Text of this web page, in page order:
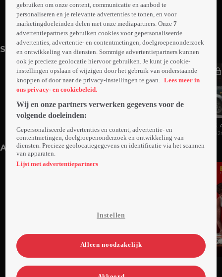
elkaars tegenpolen, maar er ontstaat een fascinerende
vriendschap. Wat Kim alleen niet weet, is dat Jolanda
moeite heeft met onbehoorlijke mannen en dat op
geheel eigen wijze oplost.
Meer
info
Seizoen 1
44min
44min
3.
Anderen kijken ook
programma
programma
gebruiken om onze content, communicatie en aanbod te
personaliseren en je relevante advertenties te tonen, en voor
marketingdoeleinden delen met onze mediapartners. Onze7
advertentiepartners gebruiken cookies voor gepersonaliseerde
advertenties, advertentie- en contentmetingen, doelgroepenonderzoek
en ontwikkeling van diensten. Sommige advertentiepartners kunnen
ook je precieze geolocatie hiervoor gebruiken. Je kunt je cookie-
instellingen opslaan of wijzigen door het gebruik van onderstaande
knoppen of door naar de privacy-instellingen te gaan.
Lees meer in
ons privacy- en cookiebeleid.
Wij en onze partners verwerken gegevens voor de
volgende doeleinden:
Gepersonaliseerde advertenties en content, advertentie- en
contentmetingen, doelgroepenonderzoek en ontwikkeling van
diensten. Precieze geolocatiegegevens en identificatie via het scannen
van apparaten.
Lijst met advertentiepartners
Instellen
Alleen noodzakelijk